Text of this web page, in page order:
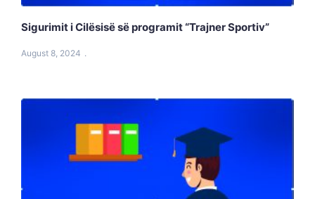
Sigurimit i Cilësisë së programit “Trajner Sportiv”
August 8, 2024